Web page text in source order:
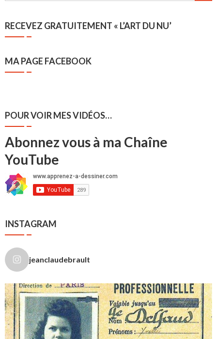
RECEVEZ GRATUITEMENT « L’ART DU NU’
MA PAGE FACEBOOK
POUR VOIR MES VIDÉOS…
Abonnez vous à ma Chaîne
YouTube
INSTAGRAM
jeanclaudebrault